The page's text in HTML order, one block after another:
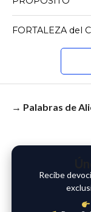
FORTALEZA del
→ Palabras de
Recibe